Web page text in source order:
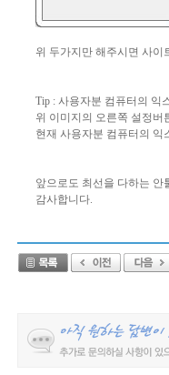
위 두가지만 해주시면 사이
Tip : 사용자분 컴퓨터의 익
위 이미지의 오른쪽 설정버
현재 사용자분 컴퓨터의 익
앞으로도 최선을 다하는 안
감사합니다.